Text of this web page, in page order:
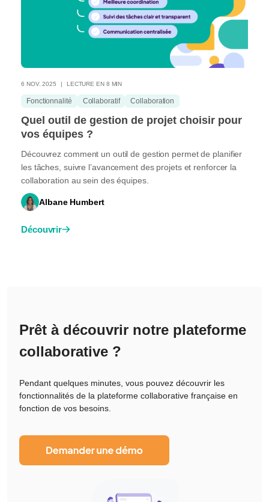
6 NOV. 2025 LECTURE EN 8 MIN
Fonctionnalité Collaboratif Collaboration
Quel outil de gestion de projet choisir pour
vos équipes ?
Découvrez comment un outil de gestion permet de planifier
les tâches, suivre l’avancement des projets et renforcer la
collaboration au sein des équipes.
Albane Humbert
Découvrir
Prêt à découvrir notre plateforme
collaborative ?
Pendant quelques minutes, vous pouvez découvrir les
fonctionnalités de la plateforme collaborative française en
fonction de vos besoins.